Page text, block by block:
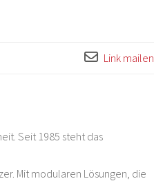
Link mailen
Seit 1985 steht das
Mit modularen Lösungen, die